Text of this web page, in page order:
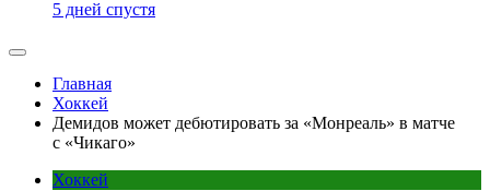
5 дней спустя
Главная
Хоккей
Демидов может дебютировать за «Монреаль» в матче
с «Чикаго»
Хоккей